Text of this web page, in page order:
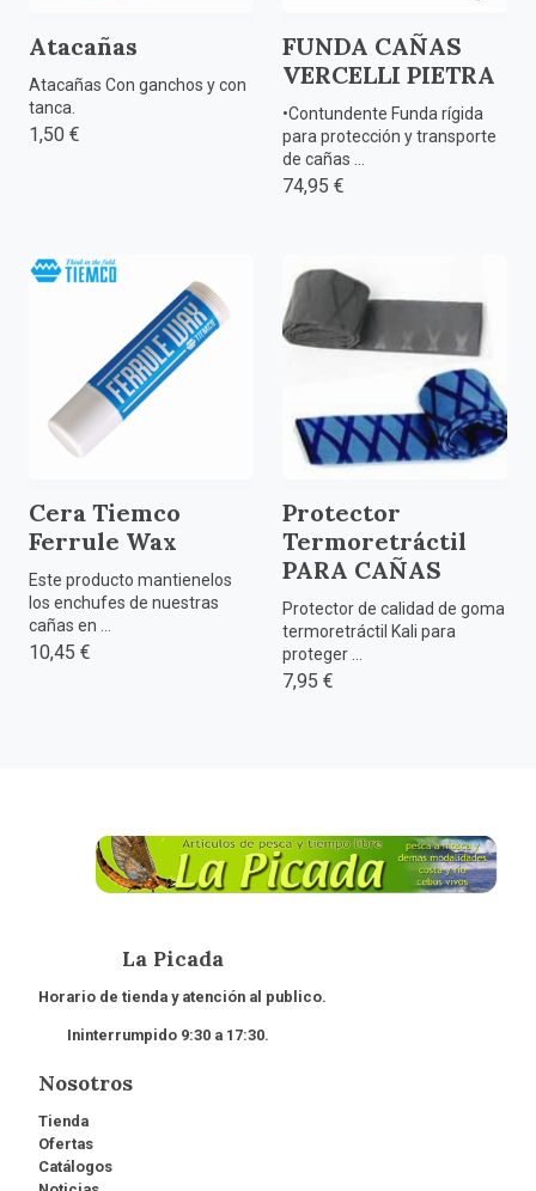
Atacañas
Atacañas Con ganchos y con
tanca.
1,50 €
FUNDA CAÑAS
VERCELLI PIETRA
•Contundente Funda rígida
para protección y transporte
de cañas ...
74,95 €
Cera Tiemco
Ferrule Wax
Este producto mantienelos
los enchufes de nuestras
cañas en ...
10,45 €
Protector
Termoretráctil
PARA CAÑAS
Protector de calidad de goma
termoretráctil Kali para
proteger ...
7,95 €
La Picada
Horario de tienda y atención al publico.
Ininterrumpido 9:30 a 17:30.
Nosotros
Tienda
Ofertas
Catálogos